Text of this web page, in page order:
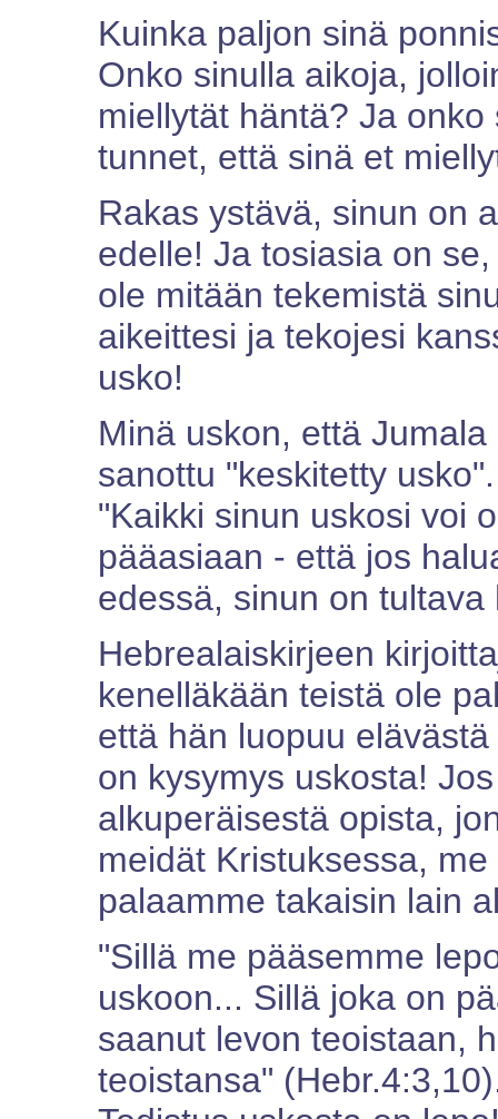
Kuinka paljon sinä
Onko sinulla aikoja,
miellytät häntä? Ja
tunnet, että sinä et
Rakas ystävä, sinun on
edelle! Ja tosiasia on
ole mitään tekemistä
aikeittesi ja tekojesi
usko!
Minä uskon, että
sanottu "keskitetty
"Kaikki sinun uskosi voi
pääasiaan - että jos
edessä, sinun on
Hebrealaiskirjeen
kenelläkään teistä ole
että hän luopuu
on kysymys uskosta!
alkuperäisestä opista,
meidät Kristuksessa,
palaamme takaisin lain
"Sillä me pääsemme
uskoon... Sillä joka on
saanut levon teoistaan,
teoistansa"